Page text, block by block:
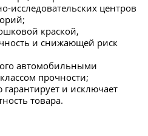
исследовательских центров
краской,
и снижающей риск
автомобильными
прочности;
и исключает
товара.